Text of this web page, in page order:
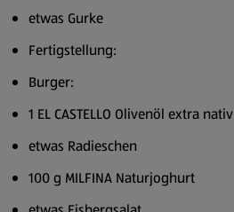
etwas Gurke
Fertigstellung:
Burger:
1 EL CASTELLO Olivenöl extra nativ
etwas Radieschen
100 g MILFINA Naturjoghurt